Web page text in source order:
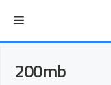
isi
Menu
200mb